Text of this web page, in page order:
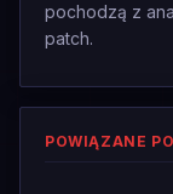
pochodzą z
patch.
POWIĄZANE